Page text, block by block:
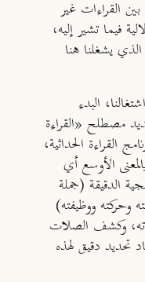
القراءات غير
فيما تشير إليه،
يشغلنا هنا
البدء
مصطلح «القراءة
القراءة الحداثية،
الأوسع أي
الدقيقة (جملة
وحركته ووظيفته)
وكشف الصلات
تحديد دقيق لهذه